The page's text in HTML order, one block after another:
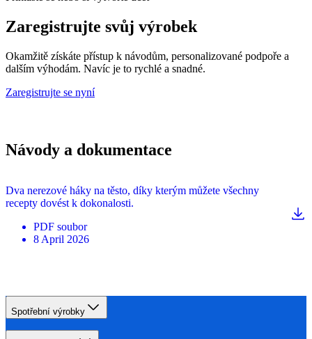
Zaregistrujte svůj výrobek
Okamžitě získáte přístup k návodům, personalizované podpoře a
dalším výhodám. Navíc je to rychlé a snadné.
Zaregistrujte se nyní
Návody a dokumentace
Dva nerezové háky na těsto, díky kterým můžete všechny
recepty dovést k dokonalosti.
PDF soubor
8 April 2026
Spotřební výrobky